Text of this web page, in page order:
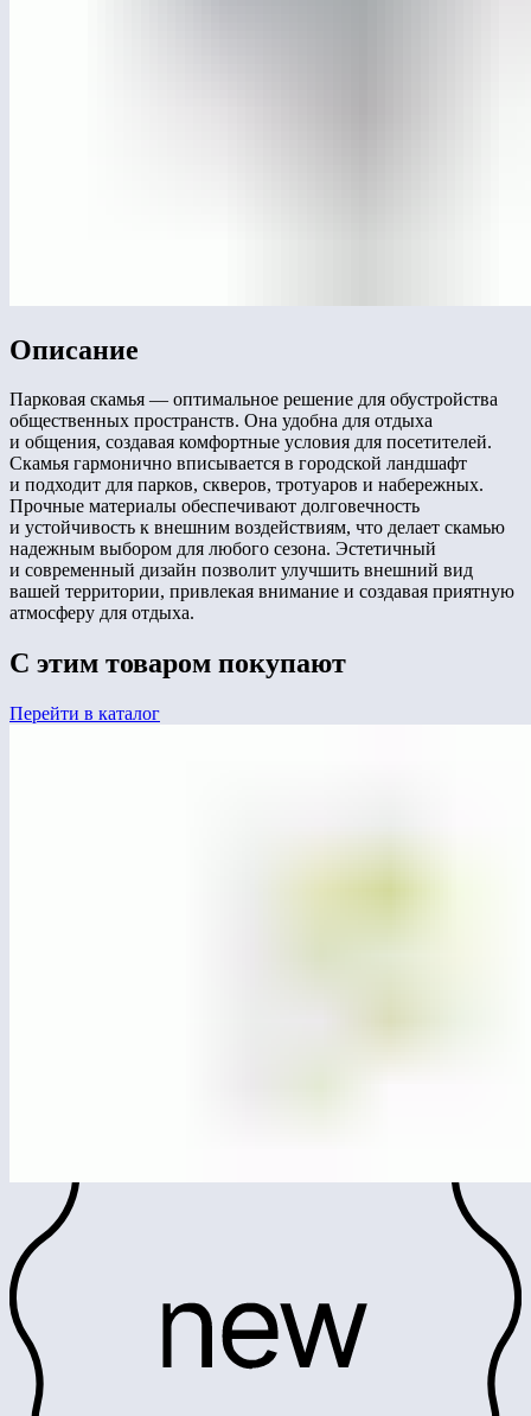
Описание
Парковая скамья — оптимальное решение для обустройства
общественных пространств. Она удобна для отдыха
и общения, создавая комфортные условия для посетителей.
Скамья гармонично вписывается в городской ландшафт
и подходит для парков, скверов, тротуаров и набережных.
Прочные материалы обеспечивают долговечность
и устойчивость к внешним воздействиям, что делает скамью
надежным выбором для любого сезона. Эстетичный
и современный дизайн позволит улучшить внешний вид
вашей территории, привлекая внимание и создавая приятную
атмосферу для отдыха.
С этим товаром покупают
Перейти в каталог